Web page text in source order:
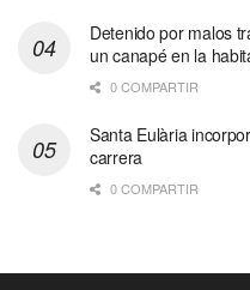
Detenido por malos
un canapé en la
0 COMPARTIR
Santa Eulària
carrera
0 COMPARTIR